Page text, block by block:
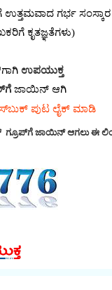
ಉತ್ತಮವಾದ ಗರ್ಭ
ಕೃತಜ್ಞತೆಗಳು)
ಉಪಯುಕ್ತ
ಜಾಯಿನ್‌ ಆಗಿ
ಪುಟ ಲೈಕ್ ಮಾಡಿ
ಗ್ರೂಪ್‌ಗೆ ಜಾಯಿನ್ ಆಗಲು ಈ